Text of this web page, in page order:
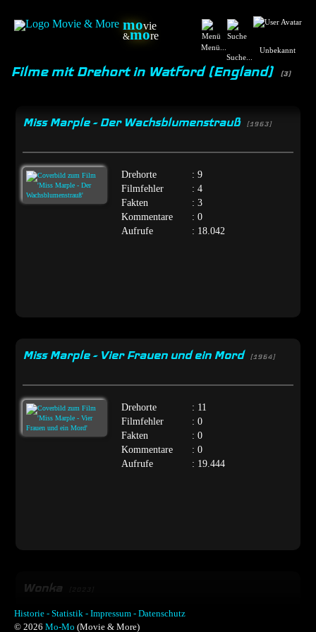
movie
&more
Menü...
Suche...
Unbekannt
Filme mit Drehort in Watford (England) (3)
Miss Marple - Der Wachsblumenstrauß [1963]
Drehorte
: 9
Filmfehler
: 4
Fakten
: 3
Kommentare
: 0
Aufrufe
: 18.042
Miss Marple - Vier Frauen und ein Mord [1964]
Drehorte
: 11
Filmfehler
: 0
Fakten
: 0
Kommentare
: 0
Aufrufe
: 19.444
Wonka
Historie - Statistik - Impressum - Datenschutz
© 2026 Mo-Mo (Movie & More)